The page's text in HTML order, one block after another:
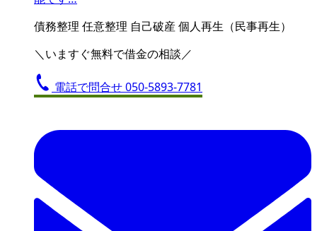
債務整理 任意整理 自己破産個人再生（民事再生）
＼いますぐ無料で借金の相談／
電話で問合せ050-5893-7781